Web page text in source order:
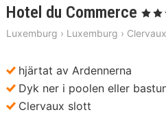
bild
Hotel du Commerce 1
natt
från
, 3
Luxemburg › Luxemburg › Clervaux
hjärtat av Ardennerna
Dyk ner i poolen eller
Clervaux slott